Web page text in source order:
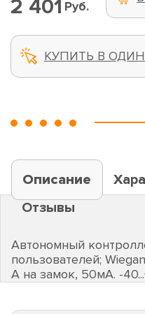
2 401 Руб.
КУПИТЬ В
Описание
Отзывы
Автономный
пользователей;
А на замок, 50мА. -